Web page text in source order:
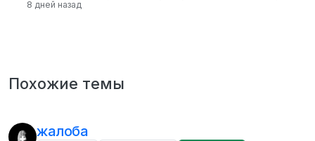
8 дней назад
Похожие темы
жалоба